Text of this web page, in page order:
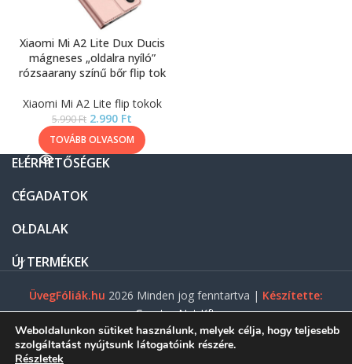
Xiaomi Mi A2 Lite Dux Ducis
mágneses „oldalra nyíló”
rózsaarany színű bőr flip tok
Xiaomi Mi A2 Lite flip tokok
5.990Ft 2.990 Ft
TOVÁBB OLVASOM
ELÉRHETŐSÉGEK
CÉGADATOK
OLDALAK
ÚJ TERMÉKEK
ÜvegFóliák.hu 2026 Minden jog fenntartva | Készítette:
Gasztro Net Kft.
Weboldalunkon sütiket használunk, melyek célja, hogy teljesebb
szolgáltatást nyújtsunk látogatóink részére.
Részletek